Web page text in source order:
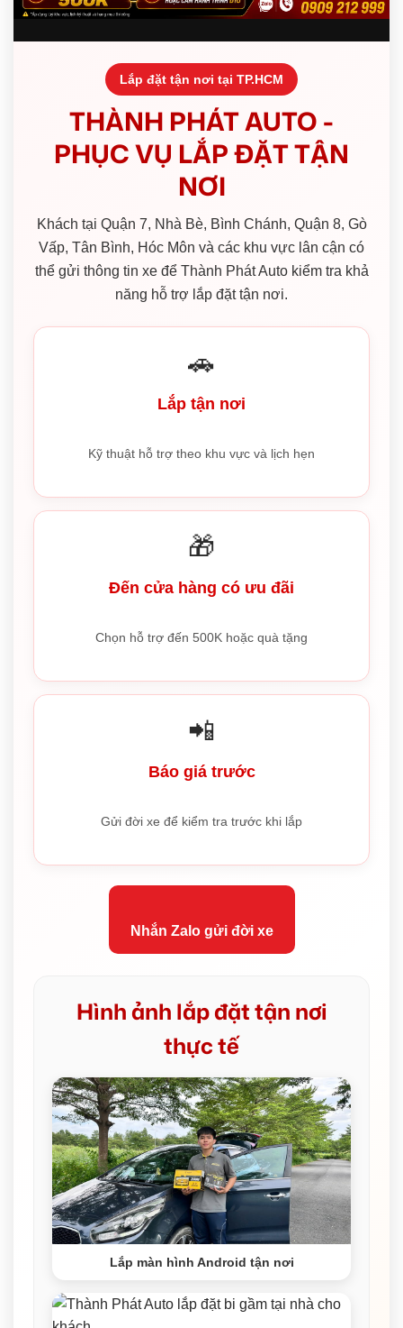
Lắp đặt tận nơi tại TP.HCM
THÀNH PHÁT AUTO -
PHỤC VỤ LẮP ĐẶT TẬN
NƠI
Khách tại Quận 7, Nhà Bè, Bình Chánh, Quận 8, Gò
Vấp, Tân Bình, Hóc Môn và các khu vực lân cận có
thể gửi thông tin xe để Thành Phát Auto kiểm tra khả
năng hỗ trợ lắp đặt tận nơi.
🚗
Lắp tận nơi
Kỹ thuật hỗ trợ theo khu vực và lịch hẹn
🎁
Đến cửa hàng có ưu đãi
Chọn hỗ trợ đến 500K hoặc quà tặng
📲
Báo giá trước
Gửi đời xe để kiểm tra trước khi lắp
Nhắn Zalo gửi đời xe
Hình ảnh lắp đặt tận nơi
thực tế
Lắp màn hình Android tận nơi